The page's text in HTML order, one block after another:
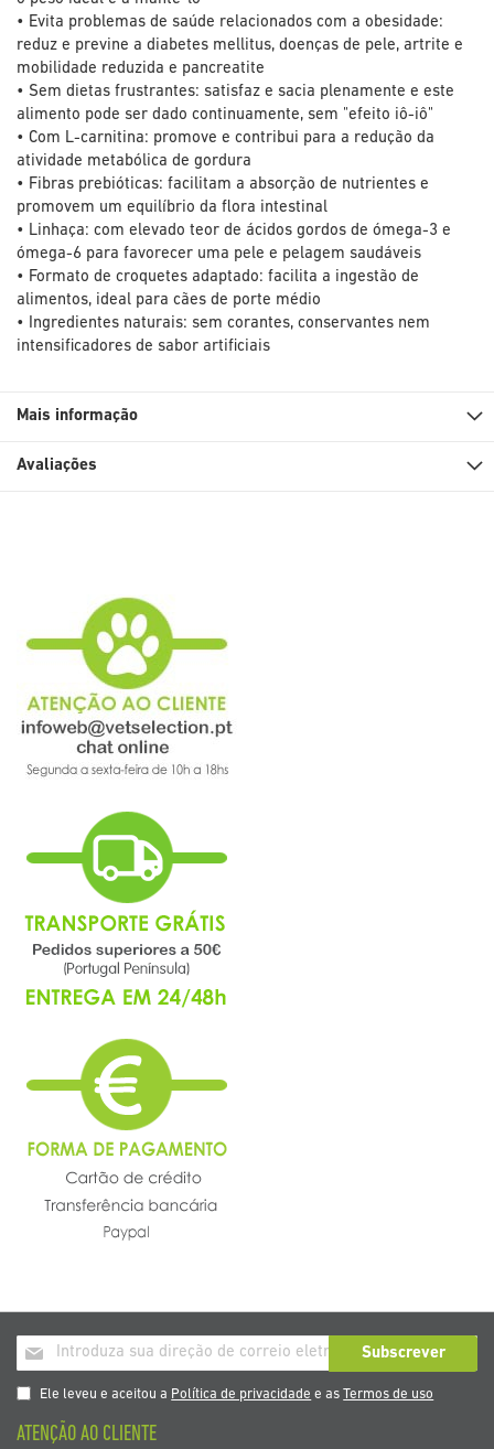
• Evita problemas de saúde relacionados com a obesidade:
reduz e previne a diabetes mellitus, doenças de pele, artrite e
mobilidade reduzida e pancreatite
• Sem dietas frustrantes: satisfaz e sacia plenamente e este
alimento pode ser dado continuamente, sem "efeito iô-iô"
• Com L-carnitina: promove e contribui para a redução da
atividade metabólica de gordura
• Fibras prebióticas: facilitam a absorção de nutrientes e
promovem um equilíbrio da flora intestinal
• Linhaça: com elevado teor de ácidos gordos de ómega-3 e
ómega-6 para favorecer uma pele e pelagem saudáveis
• Formato de croquetes adaptado: facilita a ingestão de
alimentos, ideal para cães de porte médio
• Ingredientes naturais: sem corantes, conservantes nem
intensificadores de sabor artificiais
Mais informação
Avaliações
Inscrição
a
nosso
de
Subscrever
Ele leveu e aceitou a Política de privacidade e as Termos de uso
ATENÇÃO AO CLIENTE